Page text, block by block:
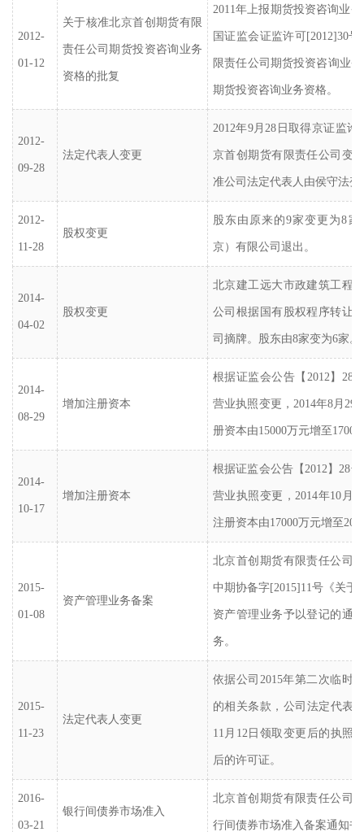
2012-
01-12
关于核准北京首创期货有限
责任公司期货投资咨询业务
资格的批复
2011年上报期货投资咨询业
国证监会证监许可[2012]30
限责任公司期货投资咨询业
期货投资咨询业务资格。
2012-
09-28
法定代表人变更
2012年9月28日取得京证监
京首创期货有限责任公司变
准公司法定代表人由侯守法
2012-
11-28
股权变更
股东由原来的9家变更为8家
京）有限公司退出。
2014-
04-02
股权变更
北京建工远大市政建筑工程
公司根据国有股权程序转让
司摘牌。股东由8家变为6家。
2014-
08-29
增加注册资本
根据证监会公告【 2012】28
营业执照变更，2014年8月29
册资本由15000万元增至
2014-
10-17
增加注册资本
根据证监会公告【 2012】28
营业执照变更，2014年10月
注册资本由17000万元增至
2015-
01-08
资产管理业务备案
北京首创期货有限责任公司
中期协备字[2015]11号《关于
资产管理业务予以登记的通
务。
2015-
11-23
法定代表人变更
依据公司 2015年第二次临时
的相关条款，公司法定代表
11月12日领取变更后的执照
后的许可证。
2016-
03-21
银行间债券市场准入
北京首创期货有限责任公司
行间债券市场准入备案通知书